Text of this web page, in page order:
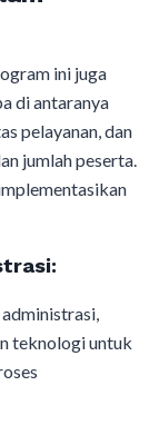
ini juga
di antaranya
pelayanan, dan
jumlah peserta.
teknologi untuk